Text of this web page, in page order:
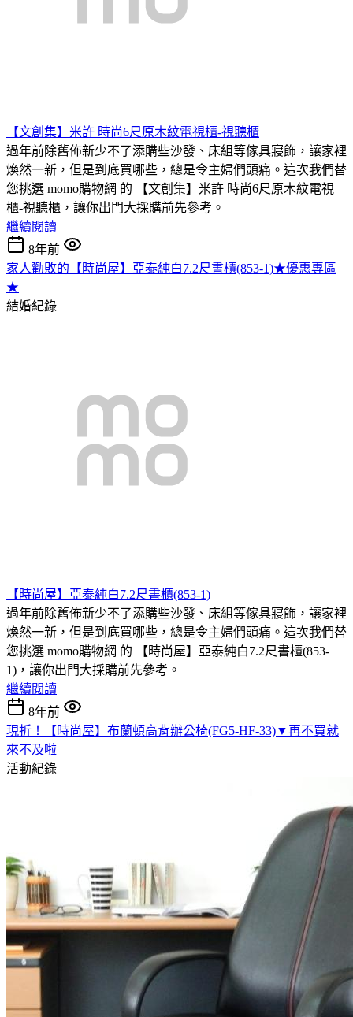
【文創集】米許 時尚6尺原木紋電視櫃-視聽櫃
過年前除舊佈新少不了添購些沙發、床組等傢具寢飾，讓家裡
煥然一新，但是到底買哪些，總是令主婦們頭痛。這次我們替
您挑選 momo購物網 的 【文創集】米許 時尚6尺原木紋電視
櫃-視聽櫃，讓你出門大採購前先參考。
繼續閱讀
8年前
家人勸敗的【時尚屋】亞泰純白7.2尺書櫃(853-1)★優惠專區
★
結婚紀錄
【時尚屋】亞泰純白7.2尺書櫃(853-1)
過年前除舊佈新少不了添購些沙發、床組等傢具寢飾，讓家裡
煥然一新，但是到底買哪些，總是令主婦們頭痛。這次我們替
您挑選 momo購物網 的 【時尚屋】亞泰純白7.2尺書櫃(853-
1)，讓你出門大採購前先參考。
繼續閱讀
8年前
現折！【時尚屋】布蘭頓高背辦公椅(FG5-HF-33)▼再不買就
來不及啦
活動紀錄